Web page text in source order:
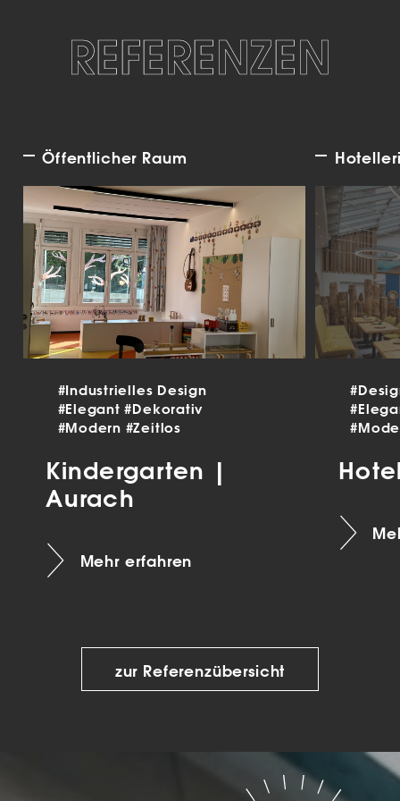
REFERENZEN
Öffentlicher Raum
#Industrielles Design
#Elegant#Dekorativ
#Modern #Zeitlos
Kindergarten |
Aurach
Mehr erfahren
zur Referenzübersicht